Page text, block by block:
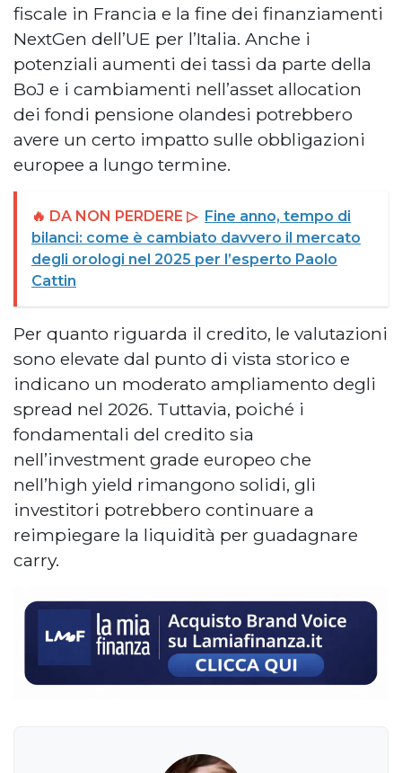
fiscale in Francia e la fine dei finanziamenti
NextGen dell’UE per l’Italia. Anche i
potenziali aumenti dei tassi da parte della
BoJ e i cambiamenti nell’asset allocation
dei fondi pensione olandesi potrebbero
avere un certo impatto sulle obbligazioni
europee a lungo termine.
🔥 DA NON PERDERE ▷ Fine anno, tempo di
bilanci: come è cambiato davvero il mercato
degli orologi nel 2025 per l’esperto Paolo
Cattin
Per quanto riguarda il credito, le valutazioni
sono elevate dal punto di vista storico e
indicano un moderato ampliamento degli
spread nel 2026. Tuttavia, poiché i
fondamentali del credito sia
nell’investment grade europeo che
nell’high yield rimangono solidi, gli
investitori potrebbero continuare a
reimpiegare la liquidità per guadagnare
carry.